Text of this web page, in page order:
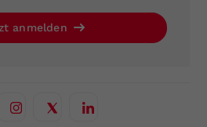
anmelden